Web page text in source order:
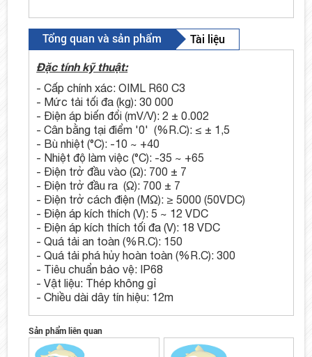
Tổng quan và sản phẩm Tài liệu
Đặc tính kỹ thuật:
- Cấp chính xác: OIML R60 C3
- Mức tải tối đa (kg): 30 000
- Điện áp biến đổi (mV/V): 2 ± 0.002
- Cân bằng tại điểm '0' (%R.C): ≤ ± 1,5
- Bù nhiệt (°C): -10 ~ +40
- Nhiệt độ làm việc (°C): -35 ~ +65
- Điện trở đầu vào (Ω): 700 ± 7
- Điện trở đầu ra (Ω): 700 ± 7
- Điện trở cách điện (MΩ): ≥ 5000 (50VDC)
- Điện áp kích thích (V): 5 ~ 12 VDC
- Điện áp kích thích tối đa (V): 18 VDC
- Quá tải an toàn (%R.C): 150
- Quá tải phá hủy hoàn toàn (%R.C): 300
- Tiêu chuẩn bảo vệ: IP68
- Vật liệu: Thép không gỉ
- Chiều dài dây tín hiệu: 12m
Sản phẩm liên quan